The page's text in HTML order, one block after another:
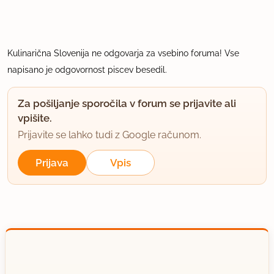
Kulinarična Slovenija ne odgovarja za vsebino foruma! Vse
napisano je odgovornost piscev besedil.
Za pošiljanje sporočila v forum se prijavite ali
vpišite.
Prijavite se lahko tudi z Google računom.
Prijava Vpis